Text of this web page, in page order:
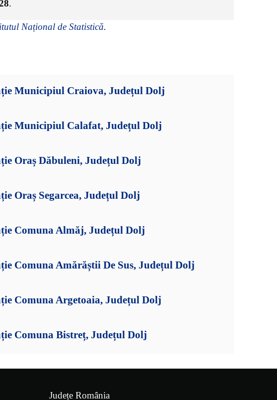
.
Național de Statistică.
Municipiul Craiova, Județul Dolj
Municipiul Calafat, Județul Dolj
Oraș Dăbuleni, Județul Dolj
Oraș Segarcea, Județul Dolj
Comuna Almăj, Județul Dolj
Comuna Amărăștii De Sus, Județul Dolj
Comuna Argetoaia, Județul Dolj
Comuna Bistreț, Județul Dolj
Județe România